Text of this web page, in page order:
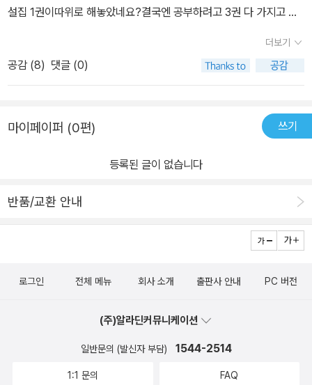
설집 1권이따위로 해놓았네요?결국엔 공부하려고 3권 다 가지고 다
더보기
공감 (8) 댓글 (0)
마이페이퍼 (0편) 쓰기
등록된 글이 없습니다
반품/교환 안내
로그인 전체 메뉴 회사 소개 출판사 안내 PC 버전
(주)알라딘커뮤니케이션
일반문의 (발신자 부담) 1544-2514
1:1 문의 FAQ